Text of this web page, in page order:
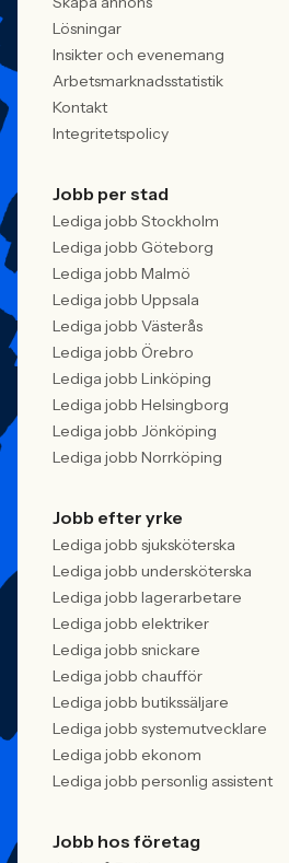
praktiken.
Lösningar
Insikter och evenemang
Arbetsmarknadsstatistik
Kontakt
Integritetspolicy
Jobb per stad
Lediga jobb Stockholm
Lediga jobb Göteborg
Lediga jobb Malmö
Lediga jobb Uppsala
Lediga jobb Västerås
Lediga jobb Örebro
Lediga jobb Linköping
Lediga jobb Helsingborg
Lediga jobb Jönköping
Lediga jobb Norrköping
Jobb efter yrke
Lediga jobb sjuksköterska
Lediga jobb undersköterska
Lediga jobb lagerarbetare
Lediga jobb elektriker
Lediga jobb snickare
Lediga jobb chaufför
Lediga jobb butikssäljare
Lediga jobb systemutvecklare
Lediga jobb ekonom
Lediga jobb personlig assistent
Jobb hos företag